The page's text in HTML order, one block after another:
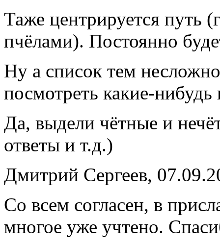
Таже центрируется путь
пчёлами). Постоянно
Ну а список тем
посмотреть какие-
Да, выдели чётные и
ответы и т.д.)
Дмитрий Сергеев,
Со всем согласен, в
многое уже учтено.